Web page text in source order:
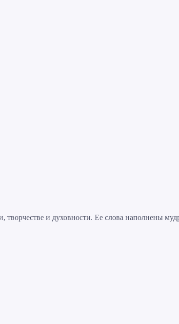
и духовности. Ее слова наполнены